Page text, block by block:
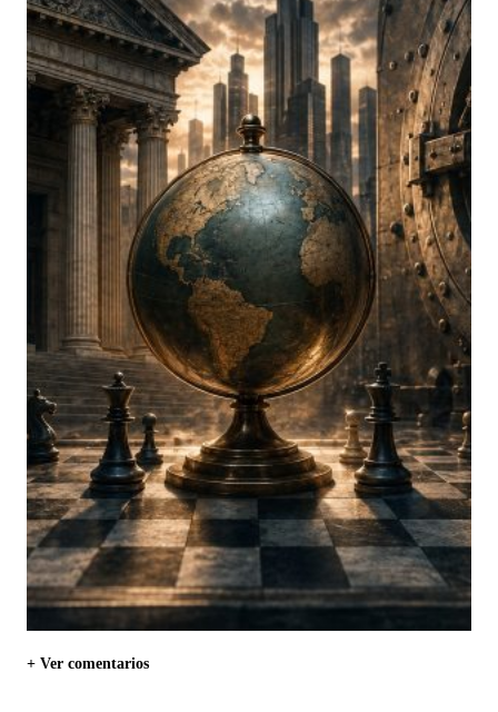
+ Ver comentarios